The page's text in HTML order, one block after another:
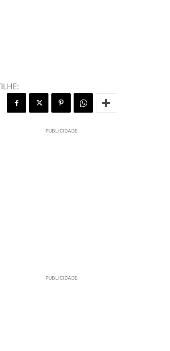
PUBLICIDADE
PUBLICIDADE